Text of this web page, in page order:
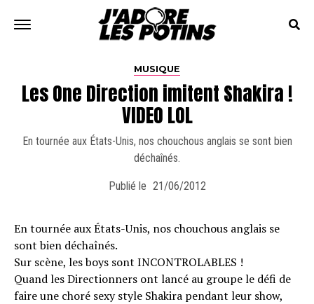
MUSIQUE
Les One Direction imitent Shakira !
VIDEO LOL
En tournée aux États-Unis, nos chouchous anglais se sont bien
déchaînés.
Publié le 21/06/2012
En tournée aux États-Unis, nos chouchous anglais se
sont bien déchaînés.
Sur scène, les boys sont INCONTROLABLES !
Quand les Directionners ont lancé au groupe le défi de
faire une choré sexy style Shakira pendant leur show,